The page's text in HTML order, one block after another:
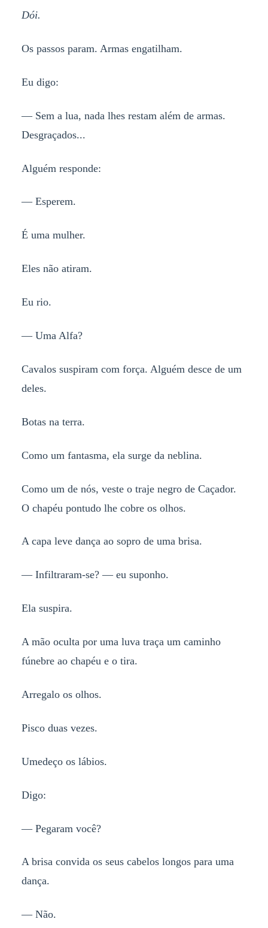
Dói.
Os passos param. Armas engatilham.
Eu digo:
— Sem a lua, nada lhes restam além de armas.
Desgraçados...
Alguém responde:
— Esperem.
É uma mulher.
Eles não atiram.
Eu rio.
— Uma Alfa?
Cavalos suspiram com força. Alguém desce de um
deles.
Botas na terra.
Como um fantasma, ela surge da neblina.
Como um de nós, veste o traje negro de Caçador.
O chapéu pontudo lhe cobre os olhos.
A capa leve dança ao sopro de uma brisa.
— Infiltraram-se? — eu suponho.
Ela suspira.
A mão oculta por uma luva traça um caminho
fúnebre ao chapéu e o tira.
Arregalo os olhos.
Pisco duas vezes.
Umedeço os lábios.
Digo:
— Pegaram você?
A brisa convida os seus cabelos longos para uma
dança.
— Não.